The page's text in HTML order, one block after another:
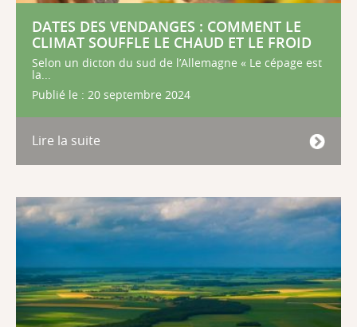
DATES DES VENDANGES : COMMENT LE
CLIMAT SOUFFLE LE CHAUD ET LE FROID
Selon un dicton du sud de l’Allemagne « Le cépage est
la...
Publié le : 20 septembre 2024
Lire la suite